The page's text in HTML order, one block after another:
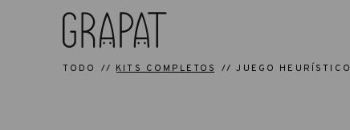
TODO KITS COMPLETOS JUEGO HEURÍSTICO